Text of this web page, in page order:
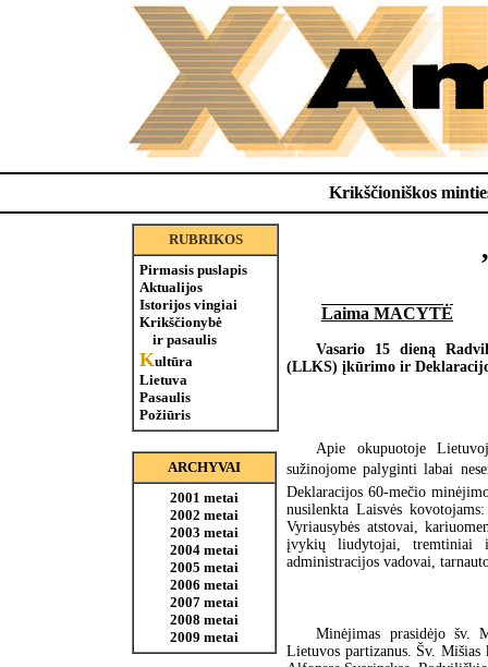
Krikščioniškos
RUBRIKOS
Pirmasis puslapis
Aktualijos
Istorijos vingiai
Krikščionybė
ir pasaulis
Kultūra
Lietuva
Pasaulis
Požiūris
ARCHYVAI
2001 metai
2002 metai
2003 metai
2004 metai
2005 metai
2006 metai
2007 metai
2008 metai
2009 metai
Laima MACYTĖ
Vasario 15 dieną
(LLKS) įkūrimo ir
Apie okupuotoje
sužinojome palyginti labai
Deklaracijos 60-mečio
nusilenkta Laisvės
Vyriausybės atstovai,
įvykių liudytojai, tremtiniai
administracijos vadovai,
Minėjimas prasidėjo šv.
Lietuvos partizanus. Šv. Mišias